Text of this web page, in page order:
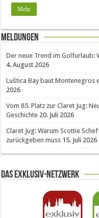
Mehr
Meldungen
Der neue Trend im Golfurlaub:
4. August 2026
Luštica Bay baut Montenegros
2026
Vom 85. Platz zur Claret Jug:
Geschichte 20. Juli 2026
Claret Jug: Warum Scottie
zurückgeben muss 15. Juli 2026
Das Exklusiv-Netzwerk